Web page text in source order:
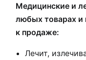
Медицинские и
любых товарах и
к продаже:
Лечит,